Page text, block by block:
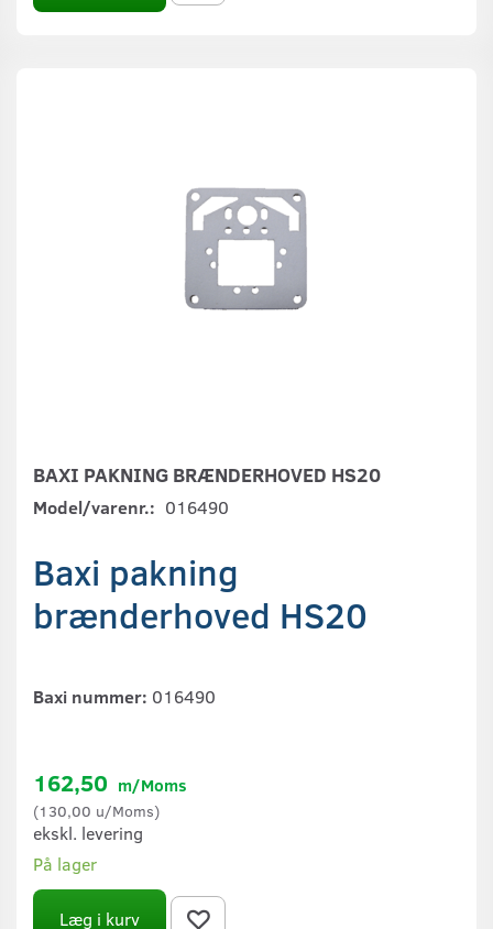
BAXI PAKNING BRÆNDERHOVED HS20
Model/varenr.: 016490
Baxi pakning
brænderhoved HS20
Baxi nummer: 016490
162,50 m/Moms
(130,00 u/Moms)
ekskl. levering
På lager
Læg i kurv